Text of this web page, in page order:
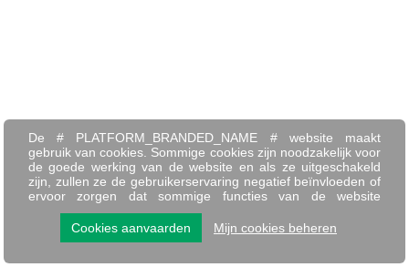
De # PLATFORM_BRANDED_NAME # website maakt
gebruik van cookies. Sommige cookies zijn noodzakelijk voor
de goede werking van de website en als ze uitgeschakeld
zijn, zullen ze de gebruikerservaring negatief beïnvloeden of
ervoor zorgen dat sommige functies van de website
uitgeschakeld zijn. Andere cookies worden gebruikt voor
analyse- of marketingdoeleinden.
Cookies aanvaarden Mijn cookies beheren